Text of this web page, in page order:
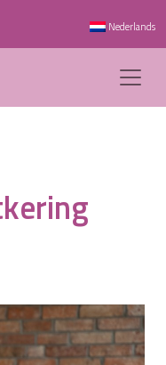
Nederlands